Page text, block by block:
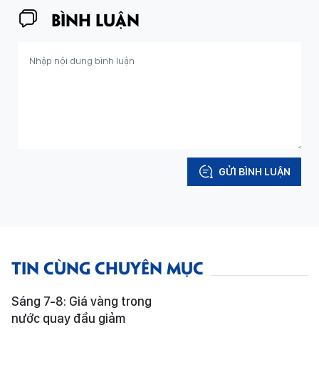
BÌNH LUẬN
GỬI BÌNH LUẬN
TIN CÙNG CHUYÊN MỤC
Sáng 7-8: Giá vàng trong
nước quay đầu giảm